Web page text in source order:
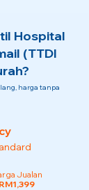
Hospital
(TTDI
harga tanpa
Jualan
RM1,399